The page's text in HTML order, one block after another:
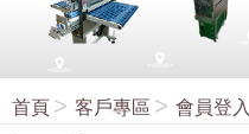
首頁 客戶專區 會員登入